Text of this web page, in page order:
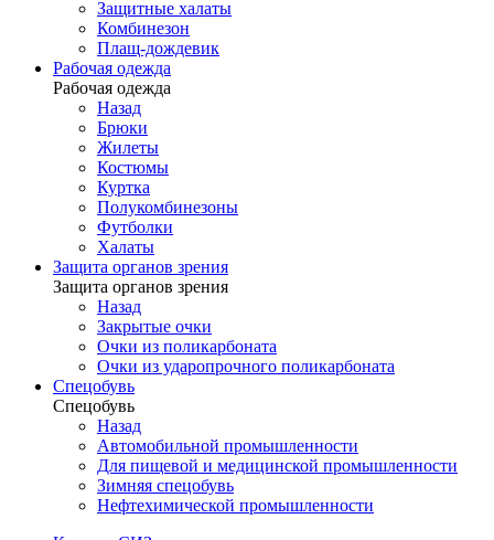
Защитные халаты
Комбинезон
Плащ-дождевик
Рабочая одежда
Рабочая одежда
Назад
Брюки
Жилеты
Костюмы
Куртка
Полукомбинезоны
Футболки
Халаты
Защита органов зрения
Защита органов зрения
Назад
Закрытые очки
Очки из поликарбоната
Очки из ударопрочного поликарбоната
Спецобувь
Спецобувь
Назад
Автомобильной промышленности
Для пищевой и медицинской промышленности
Зимняя спецобувь
Нефтехимической промышленности